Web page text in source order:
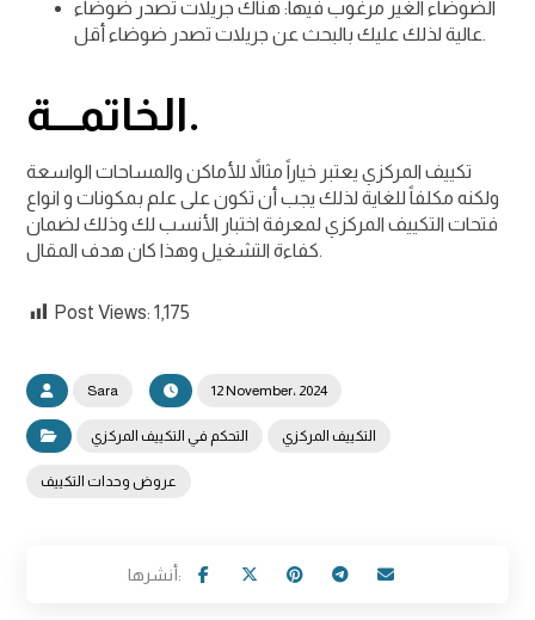
الضوضاء الغير مرغوب فيها: هناك جريلات تصدر ضوضاء
عالية لذلك عليك بالبحث عن جريلات تصدر ضوضاء أقل.
الخاتمـــة.
تكييف المركزي يعتبر خياراً مثالاً للأماكن والمساحات الواسعة
ولكنه مكلفاً للغاية لذلك يجب أن تكون على علم بمكونات و انواع
فتحات التكييف المركزيلمعرفة اختبار الأنسب لك وذلك لضمان
كفاءة التشغيل وهذا كان هدف المقال.
Post Views: 1,175
Sara 12 November، 2024
التحكم في التكييف المركزي التكييف المركزي
عروض وحدات التكييف